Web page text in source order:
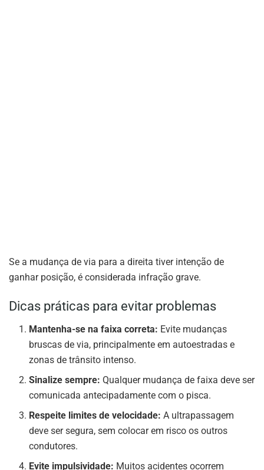
Se a mudança de via para a direita tiver intenção de
ganhar posição, é considerada infração grave.
Dicas práticas para evitar problemas
Mantenha-se na faixa correta: Evite mudanças
bruscas de via, principalmente em autoestradas e
zonas de trânsito intenso.
Sinalize sempre: Qualquer mudança de faixa deve ser
comunicada antecipadamente com o pisca.
Respeite limites de velocidade: A ultrapassagem
deve ser segura, sem colocar em risco os outros
condutores.
Evite impulsividade: Muitos acidentes ocorrem